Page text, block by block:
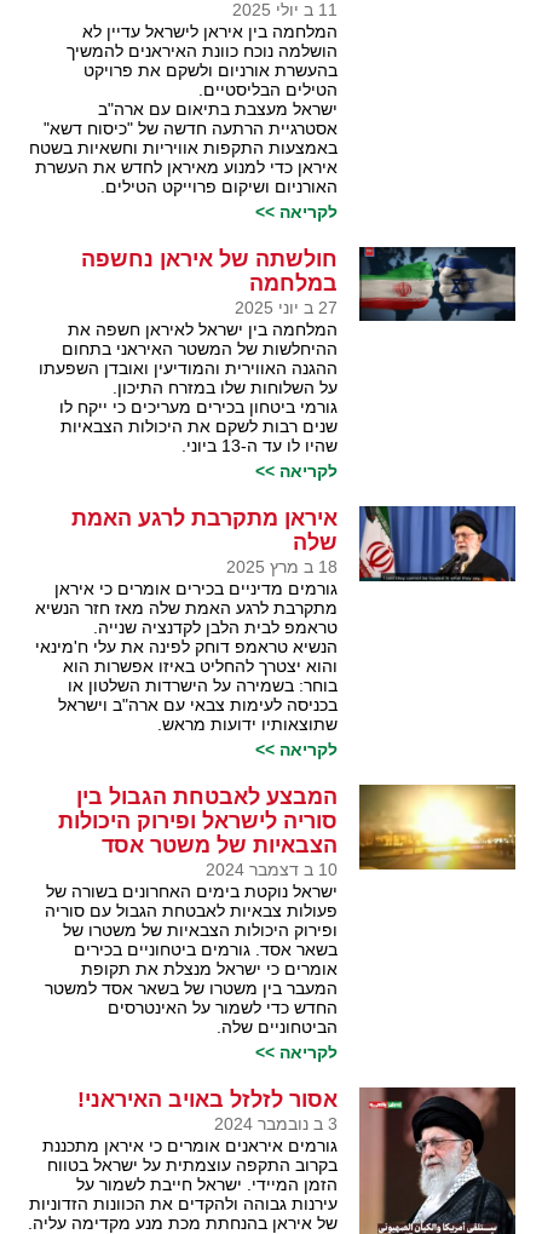
11 ב יולי 2025
המלחמה בין איראן לישראל עדיין לא
הושלמה נוכח כוונת האיראנים להמשיך
בהעשרת אורניום ולשקם את פרויקט
הטילים הבליסטיים.
ישראל מעצבת בתיאום עם ארה"ב
אסטרגיית הרתעה חדשה של "כיסוח דשא"
באמצעות התקפות אוויריות וחשאיות בשטח
איראן כדי למנוע מאיראן לחדש את העשרת
האורניום ושיקום פרוייקט הטילים.
לקריאה >>
חולשתה של איראן נחשפה
במלחמה
27 ב יוני 2025
המלחמה בין ישראל לאיראן חשפה את
ההיחלשות של המשטר האיראני בתחום
ההגנה האווירית והמודיעין ואובדן השפעתו
על השלוחות שלו במזרח התיכון.
גורמי ביטחון בכירים מעריכים כי ייקח לו
שנים רבות לשקם את היכולות הצבאיות
שהיו לו עד ה-13 ביוני.
לקריאה >>
איראן מתקרבת לרגע האמת
שלה
18 ב מרץ 2025
גורמים מדיניים בכירים אומרים כי איראן
מתקרבת לרגע האמת שלה מאז חזר הנשיא
טראמפ לבית הלבן לקדנציה שנייה.
הנשיא טראמפ דוחק לפינה את עלי ח'מינאי
והוא יצטרך להחליט באיזו אפשרות הוא
בוחר: בשמירה על הישרדות השלטון או
בכניסה לעימות צבאי עם ארה"ב וישראל
שתוצאותיו ידועות מראש.
לקריאה >>
המבצע לאבטחת הגבול בין
סוריה לישראל ופירוק היכולות
הצבאיות של משטר אסד
10 ב דצמבר 2024
ישראל נוקטת בימים האחרונים בשורה של
פעולות צבאיות לאבטחת הגבול עם סוריה
ופירוק היכולות הצבאיות של משטרו של
בשאר אסד. גורמים ביטחוניים בכירים
אומרים כי ישראל מנצלת את תקופת
המעבר בין משטרו של בשאר אסד למשטר
החדש כדי לשמור על האינטרסים
הביטחוניים שלה.
לקריאה >>
אסור לזלזל באויב האיראני!
3 ב נובמבר 2024
גורמים איראנים אומרים כי איראן מתכננת
בקרוב התקפה עוצמתית על ישראל בטווח
הזמן המיידי. ישראל חייבת לשמור על
עירנות גבוהה ולהקדים את הכוונות הזדוניות
של איראן בהנחתת מכת מנע מקדימה עליה.